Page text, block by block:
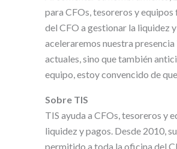
para CFOs, tesoreros y
del CFO a gestionar la liquidez
aceleraremos nuestra
actuales, sino que también
equipo, estoy convencido de
Sobre TIS
TIS ayuda a CFOs, tesoreros y
liquidez y pagos. Desde 2010,
permitido a toda la oficina del